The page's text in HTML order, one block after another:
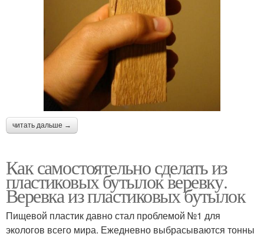
читать дальше →
Как самостоятельно сделать из
пластиковых бутылок веревку.
Веревка из пластиковых бутылок
Пищевой пластик давно стал проблемой №1 для
экологов всего мира. Ежедневно выбрасываются тонны